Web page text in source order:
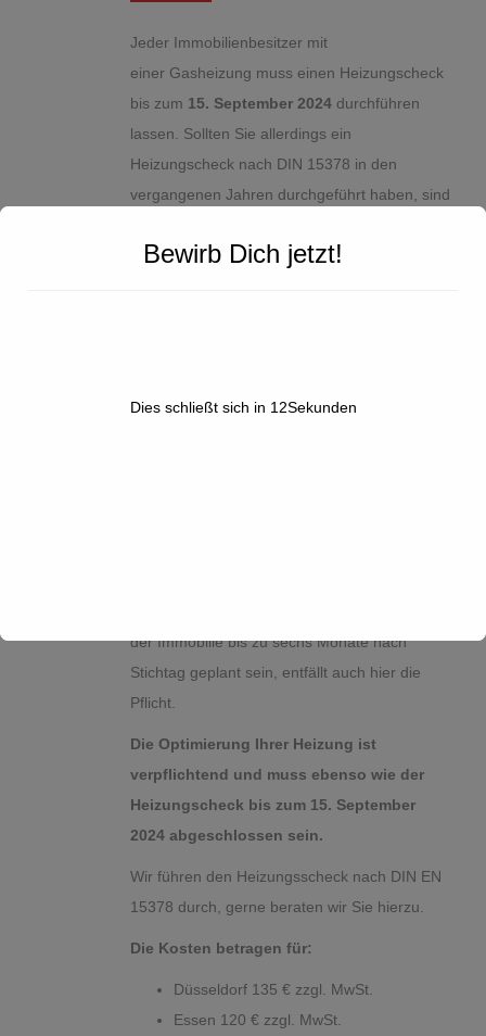
Jeder Immobilienbesitzer mit
einer Gasheizung muss einen Heizungscheck
bis zum 15. September 2024 durchführen
lassen. Sollten Sie allerdings ein
Heizungscheck nach DIN 15378 in den
vergangenen Jahren durchgeführt haben, sind
Hinzu kommt, dass alle Nichtwohngebäude ab
Wohngebäude ab sechs Wohneinheiten
der Immobilie bis zu sechs Monate nach
Stichtag geplant sein, entfällt auch hier die
Pflicht.
Die Optimierung Ihrer Heizung ist
verpflichtend und muss ebenso wie der
Heizungscheck bis zum 15. September
2024 abgeschlossen sein.
Wir führen den Heizungsscheck nach DIN EN
15378 durch, gerne beraten wir Sie hierzu.
Die Kosten betragen für:
Düsseldorf 135 € zzgl. MwSt.
Essen 120 € zzgl. MwSt.
Bewirb Dich jetzt!
Dies schließt sich in 11Sekunden